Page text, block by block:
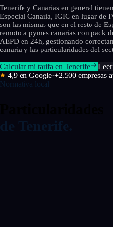
Tenerife y Canarias en general
Especial Canaria, IGIC en lugar de
son las mismas que en el resto de
remoto a pymes canarias con pack
AEPD en 24h, gestionando
canaria y las particularidades del
Calcular mi tarifa en Tenerife
4,9 en Google·+2.500 empresas
Normativa local
de Tenerife.